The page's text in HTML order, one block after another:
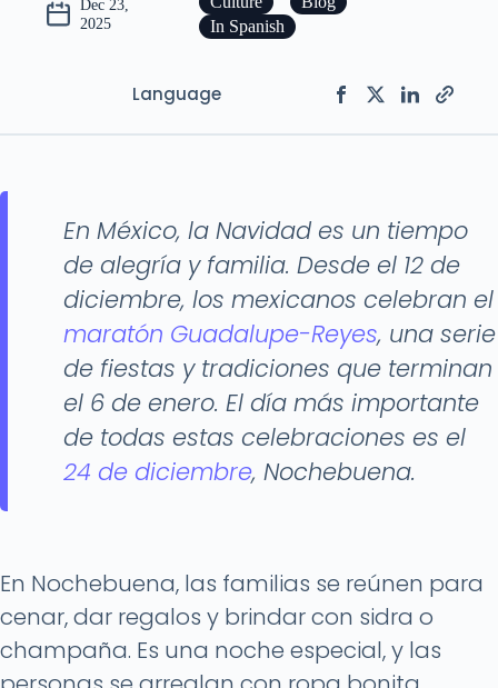
Dec 23,
2025
In Spanish
Language
En México, la Navidad es un tiempo
de alegría y familia. Desde el 12 de
diciembre, los mexicanos celebran el
maratón Guadalupe-Reyes, una serie
de fiestas y tradiciones que terminan
el 6 de enero. El día más importante
de todas estas celebraciones es el
24 de diciembre, Nochebuena.
En Nochebuena, las familias se reúnen para
cenar, dar regalos y brindar con sidra o
champaña. Es una noche especial, y las